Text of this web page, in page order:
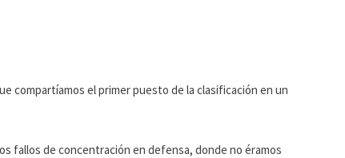
compartíamos el primer puesto de la clasificación en un
fallos de concentración en defensa, donde no éramos